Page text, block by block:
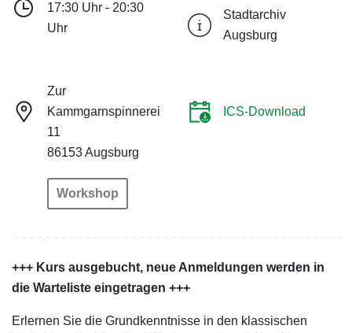
17:30 Uhr - 20:30
Uhr
Stadtarchiv
Augsburg
Zur
Kammgarnspinnerei
11
86153 Augsburg
ICS-Download
Workshop
+++ Kurs ausgebucht, neue Anmeldungen werden in
die Warteliste eingetragen +++
Erlernen Sie die Grundkenntnisse in den klassischen